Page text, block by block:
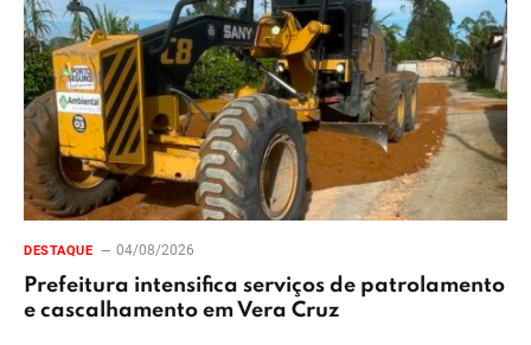
DESTAQUE 04/08/2026
Prefeitura intensifica serviços de patrolamento
e cascalhamento em Vera Cruz